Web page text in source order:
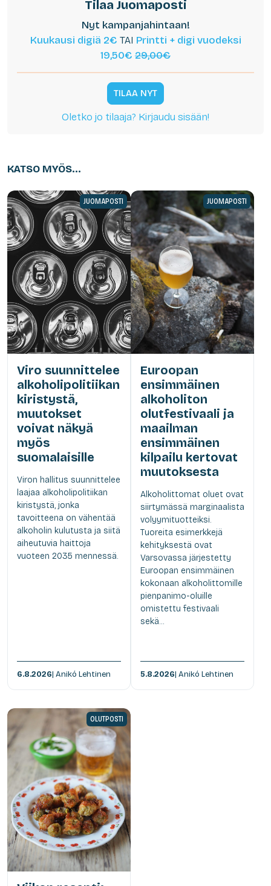
Tilaa Juomaposti
Nyt kampanjahintaan!
Kuukausi digiä 2€ TAI Printti + digi vuodeksi
19,50€ 29,00€
TILAA NYT
Oletko jo tilaaja? Kirjaudu sisään!
KATSO MYÖS...
JUOMAPOSTI
Viro suunnittelee
alkoholipolitiikan
kiristystä,
muutokset
voivat näkyä
myös
suomalaisille
Viron hallitus suunnittelee
laajaa alkoholipolitiikan
kiristystä, jonka
tavoitteena on vähentää
alkoholin kulutusta ja siitä
aiheutuvia haittoja
vuoteen 2035 mennessä.
6.8.2026| Anikó Lehtinen
JUOMAPOSTI
Euroopan
ensimmäinen
alkoholiton
olutfestivaali ja
maailman
ensimmäinen
kilpailu kertovat
muutoksesta
Alkoholittomat oluet ovat
siirtymässä marginaalista
volyymituotteiksi.
Tuoreita esimerkkejä
kehityksestä ovat
Varsovassa järjestetty
Euroopan ensimmäinen
kokonaan alkoholittomille
pienpanimo-oluille
omistettu festivaali
sekä...
5.8.2026| Anikó Lehtinen
OLUTPOSTI